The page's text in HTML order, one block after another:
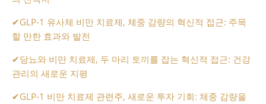
✔GLP-1 유사체 비만 치료제, 체중 감량의 혁신적 접근: 주목
할 만한 효과와 발전
✔당뇨와 비만 치료제, 두 마리 토끼를 잡는 혁신적 접근: 건강
관리의 새로운 지평
✔GLP-1 비만 치료제 관련주, 새로운 투자 기회: 체중 감량을